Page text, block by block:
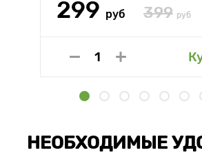
299 руб 399 руб
НЕОБХОДИМЫЕ